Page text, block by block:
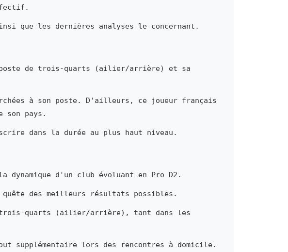
que les dernières analyses le concernant.
poste de trois-quarts (ailier/arrière) et sa
à son poste. D'ailleurs, ce joueur français
son pays.
dans la durée au plus haut niveau.
dynamique d'un club évoluant en Pro D2.
des meilleurs résultats possibles.
trois-quarts (ailier/arrière), tant dans les
supplémentaire lors des rencontres à domicile.